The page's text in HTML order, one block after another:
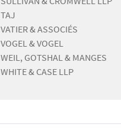
TAJ
VATIER & ASSOCIÉS
VOGEL & VOGEL
WEIL, GOTSHAL & MANGES
WHITE & CASE LLP